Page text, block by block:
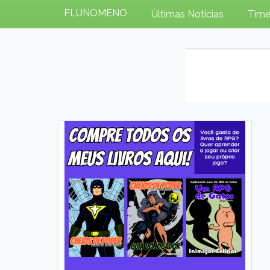
FLUNOMENO Últimas Notícias